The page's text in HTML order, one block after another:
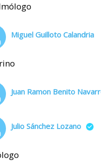
Miguel Guilloto Calandria
Juan Ramon Benito
Julio Sánchez Lozano